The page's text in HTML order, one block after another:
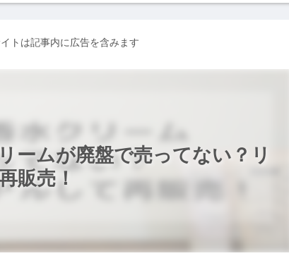
トは記事内に広告を含みます
ームが廃盤で売ってない？リ
販売！